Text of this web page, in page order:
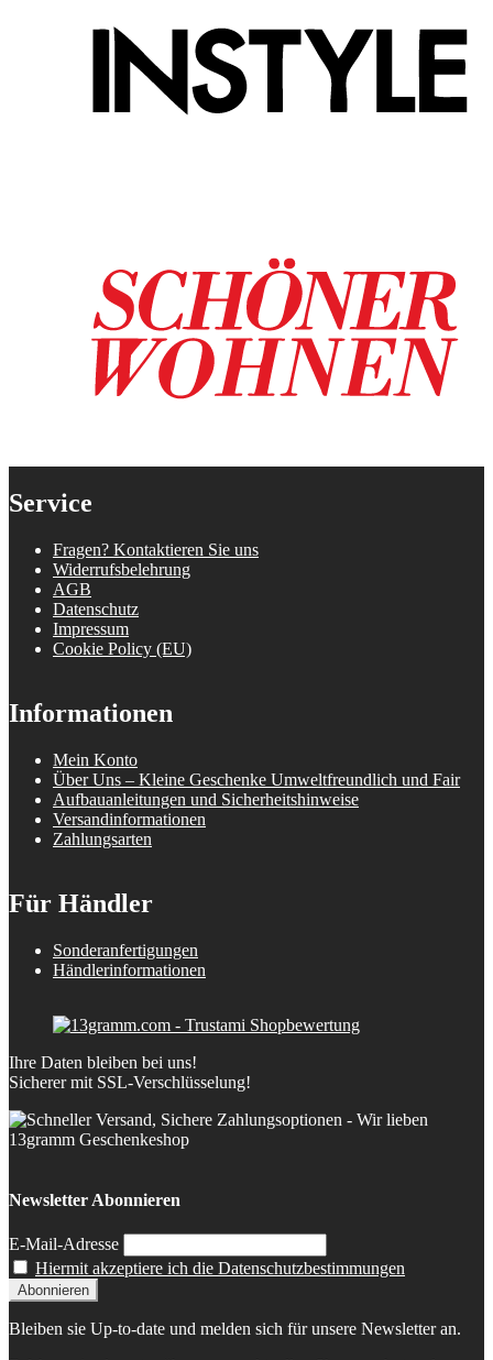
Service
Fragen? Kontaktieren Sie uns
Widerrufsbelehrung
AGB
Datenschutz
Impressum
Cookie Policy (EU)
Informationen
Mein Konto
Über Uns – Kleine Geschenke Umweltfreundlich und Fair
Aufbauanleitungen und Sicherheitshinweise
Versandinformationen
Zahlungsarten
Für Händler
Sonderanfertigungen
Händlerinformationen
Ihre Daten bleiben bei uns!
Sicherer mit SSL-Verschlüsselung!
Newsletter Abonnieren
E-Mail-Adresse
Hiermit akzeptiere ich die Datenschutzbestimmungen
Bleiben sie Up-to-date und melden sich für unsere Newsletter an.